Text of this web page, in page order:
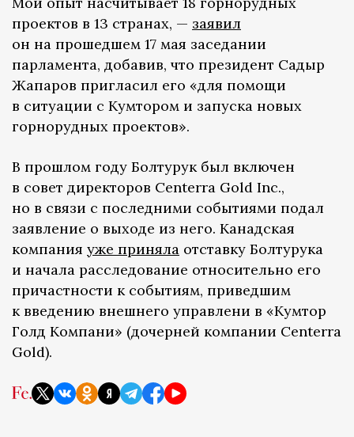
проектов в 13 странах, — заявил
он на прошедшем 17 мая заседании
парламента, добавив, что президент Садыр
Жапаров пригласил его «для помощи
в ситуации с Кумтором и запуска новых
горнорудных проектов».
В прошлом году Болтурук был включен
в совет директоров Centerra Gold Inc.,
но в связи с последними событиями подал
заявление о выходе из него. Канадская
компания уже приняла отставку Болтурука
и начала расследование относительно его
причастности к событиям, приведшим
к введению внешнего управлени в «Кумтор
Голд Компани» (дочерней компании Centerra
Gold).